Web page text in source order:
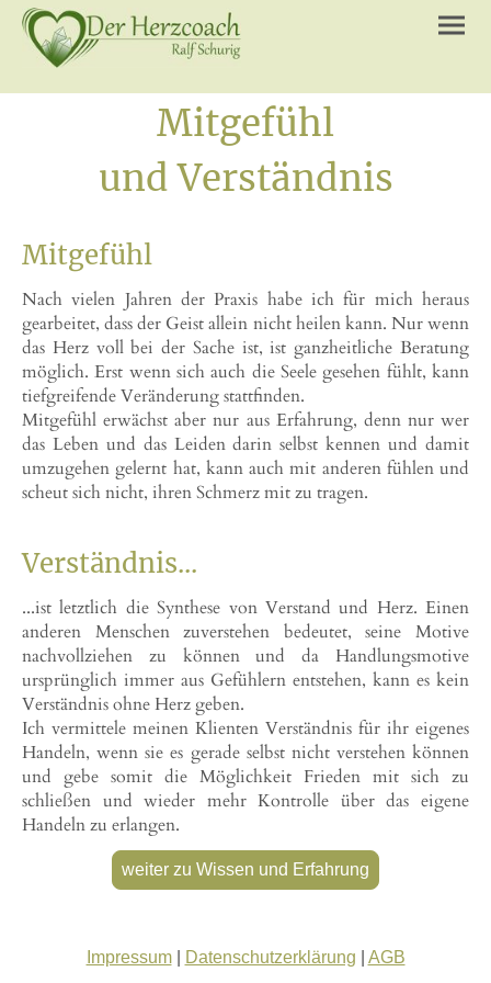
Mitgefühl
und Verständnis
Mitgefühl
Nach vielen Jahren der Praxis habe ich für mich heraus
gearbeitet, dass der Geist allein nicht heilen kann. Nur wenn
das Herz voll bei der Sache ist, ist ganzheitliche Beratung
möglich. Erst wenn sich auch die Seele gesehen fühlt, kann
tiefgreifende Veränderung stattfinden.
Mitgefühl erwächst aber nur aus Erfahrung, denn nur wer
das Leben und das Leiden darin selbst kennen und damit
umzugehen gelernt hat, kann auch mit anderen fühlen und
scheut sich nicht, ihren Schmerz mit zu tragen.
Verständnis...
...ist letztlich die Synthese von Verstand und Herz. Einen
anderen Menschen zuverstehen bedeutet, seine Motive
nachvollziehen zu können und da Handlungsmotive
ursprünglich immer aus Gefühlern entstehen, kann es kein
Verständnis ohne Herz geben.
Ich vermittele meinen Klienten Verständnis für ihr eigenes
Handeln, wenn sie es gerade selbst nicht verstehen können
und gebe somit die Möglichkeit Frieden mit sich zu
schließen und wieder mehr Kontrolle über das eigene
Handeln zu erlangen.
weiter zu Wissen und Erfahrung
Impressum| Datenschutzerklärung AGB